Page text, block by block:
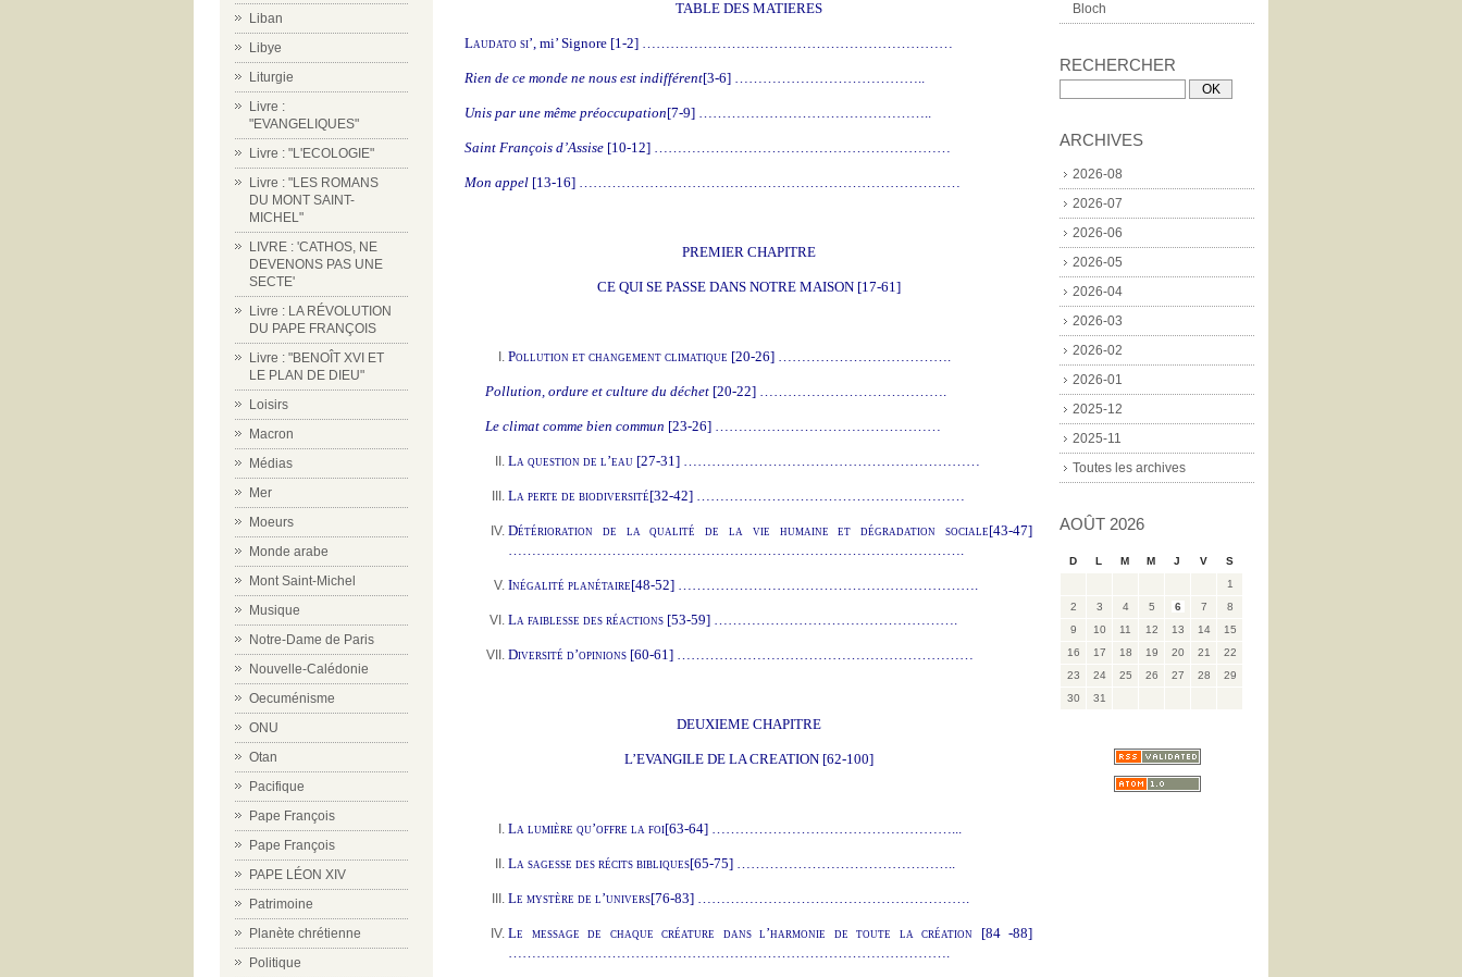
Liban
Libye
Liturgie
Livre :
"EVANGELIQUES"
Livre : "L'ECOLOGIE"
Livre : "LES ROMANS
DU MONT SAINT-
MICHEL"
LIVRE : 'CATHOS, NE
DEVENONS PAS UNE
SECTE'
Livre : LA RÉVOLUTION
DU PAPE FRANÇOIS
Livre : "BENOÎT XVI ET
LE PLAN DE DIEU"
Loisirs
Macron
Médias
Mer
Moeurs
Monde arabe
Mont Saint-Michel
Musique
Notre-Dame de Paris
Nouvelle-Calédonie
Oecuménisme
ONU
Otan
Pacifique
Pape François
Pape François
PAPE LÉON XIV
Patrimoine
Planète chrétienne
Politique
Bloch
RECHERCHER
ARCHIVES
2026-08
2026-07
2026-06
2026-05
2026-04
2026-03
2026-02
2026-01
2025-12
2025-11
Toutes les archives
AOÛT 2026
D L M M J V
S
1
2
3 4 5 6 7
8
9
10 11 12 13 14
15
16
17 18 19 20 21
22
23
24 25 26 27 28
29
30
31
TABLE DES MATIERES
Laudato si’, mi’ Signore [1-2] …………………………………………………………
Rien de ce monde ne nous est indifférent[3-6] …………………………………..
Unis par une même préoccupation[7-9] …………………………………………..
Saint François d’Assise [10-12] ………………………………………………………
Mon appel [13-16] ………………………………………………………………………
PREMIER CHAPITRE
CE QUI SE PASSE DANS NOTRE MAISON [17-61]
Pollution et changement climatique [20-26] ……………………………….
Pollution, ordure et culture du déchet[20-22] ………………………………….
Le climat comme bien commun [23-26] …………………………………………
La question de l’eau [27-31] ………………………………………………………
La perte de biodiversité[32-42] …………………………………………………
Détérioration de la qualité de la vie humaine et dégradation sociale[43-47]
Inégalité planétaire[48-52] ……………………………………………………….
La faiblesse des réactions [53-59] …………………………………………….
Diversité d’opinions [60-61] ………………………………………………………
DEUXIEME CHAPITRE
L’EVANGILE DE LA CREATION [62-100]
La lumière qu’offre la foi[63-64] ……………………………………………...
La sagesse des récits bibliques[65-75] ………………………………………..
Le mystère de l’univers[76-83] ………………………………………………….
Le message de chaque créature dans l’harmonie de toute la création [84 -88]